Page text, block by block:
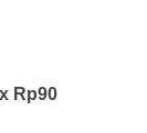
x Rp90